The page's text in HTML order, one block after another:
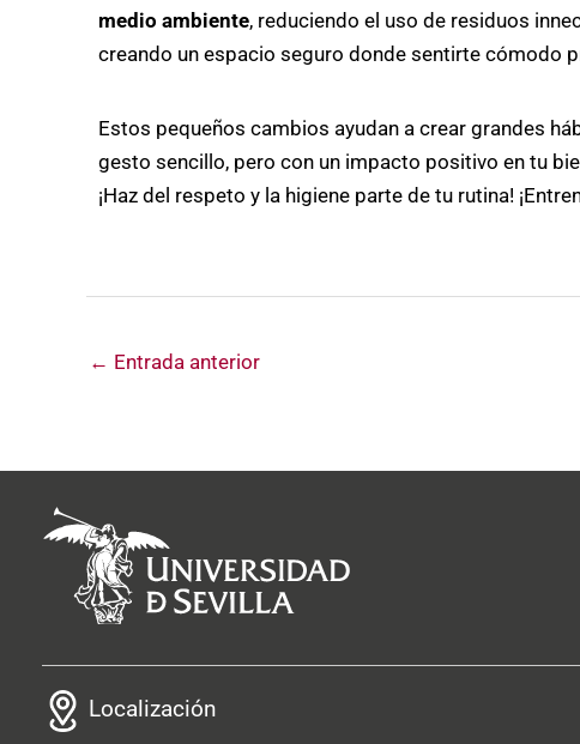
medio ambiente, reduciendo el uso de residuos
creando un espacio seguro donde sentirte cómodo
Estos pequeños cambios ayudan a crear grandes
gesto sencillo, pero con un impacto positivo en tu
¡Haz del respeto y la higiene parte de tu rutina!
← Entrada anterior
Localización